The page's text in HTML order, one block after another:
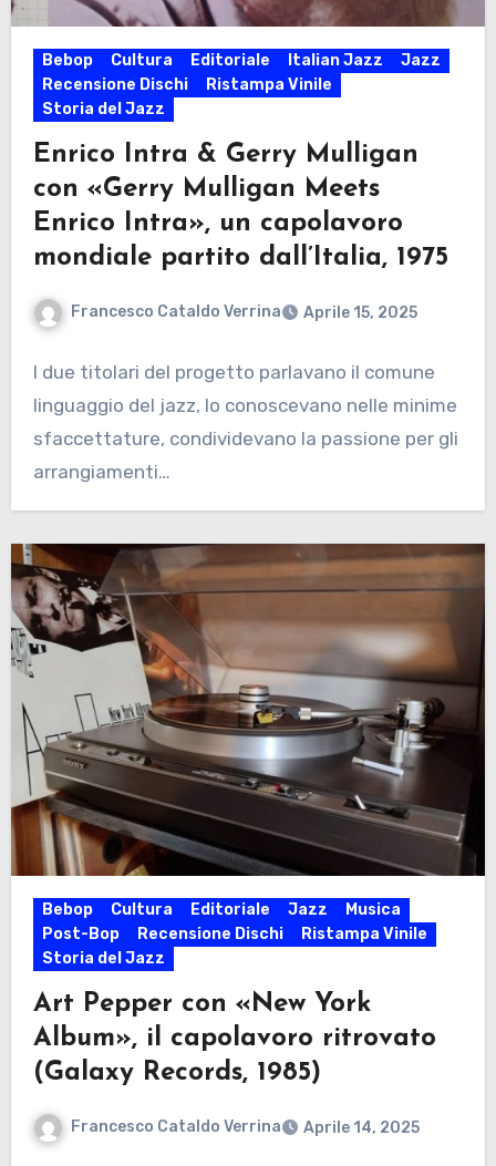
Bebop Cultura Editoriale Italian Jazz
Jazz
Recensione Dischi
Ristampa Vinile
Storia del Jazz
Enrico Intra & Gerry Mulligan
con «Gerry Mulligan Meets
Enrico Intra», un capolavoro
mondiale partito dall’Italia, 1975
Francesco Cataldo Verrina Aprile 15, 2025
I due titolari del progetto parlavano il comune
linguaggio del jazz, lo conoscevano nelle minime
sfaccettature, condividevano la passione per gli
arrangiamenti…
Bebop Cultura Editoriale Jazz
Musica
Post-Bop
Recensione Dischi
Ristampa Vinile
Storia del Jazz
Art Pepper con «New York
Album», il capolavoro ritrovato
(Galaxy Records, 1985)
Francesco Cataldo Verrina Aprile 14, 2025